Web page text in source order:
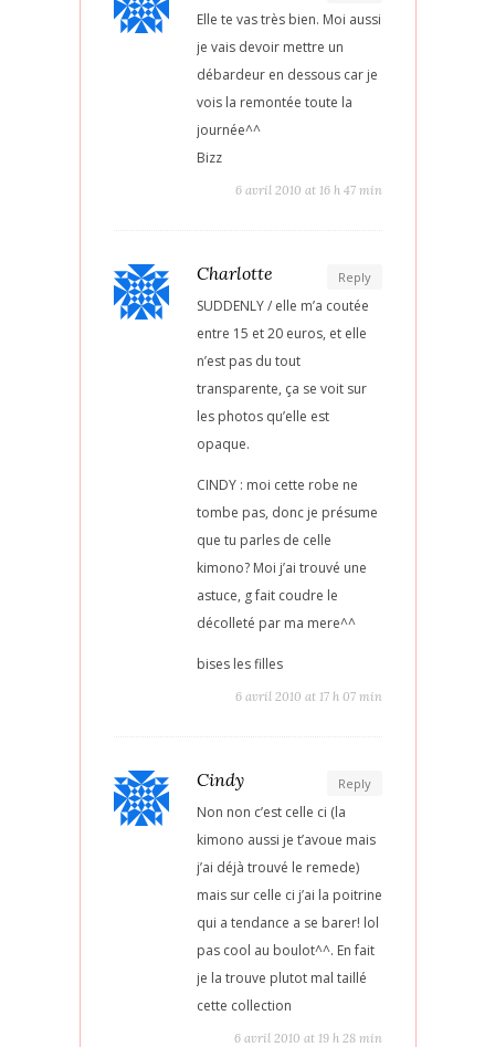
Elle te vas très bien. Moi aussi
je vais devoir mettre un
débardeur en dessous car je
vois la remontée toute la
journée^^
Bizz
6 avril 2010 at 16 h 47 min
Reply
Charlotte
SUDDENLY / elle m’a coutée
entre 15 et 20 euros, et elle
n’est pas du tout
transparente, ça se voit sur
les photos qu’elle est
opaque.
CINDY : moi cette robe ne
tombe pas, donc je présume
que tu parles de celle
kimono? Moi j’ai trouvé une
astuce, g fait coudre le
décolleté par ma mere^^
bises les filles
6 avril 2010 at 17 h 07 min
Reply
Cindy
Non non c’est celle ci (la
kimono aussi je t’avoue mais
j’ai déjà trouvé le remede)
mais sur celle ci j’ai la poitrine
qui a tendance a se barer! lol
pas cool au boulot^^. En fait
je la trouve plutot mal taillé
cette collection
6 avril 2010 at 19 h 28 min